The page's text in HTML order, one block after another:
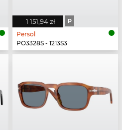
1 151,94 zł P
Persol
PO3328S - 1213S3